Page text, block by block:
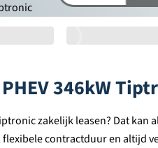
346kW
zakelijk leasen? Dat
contractduur en altijd